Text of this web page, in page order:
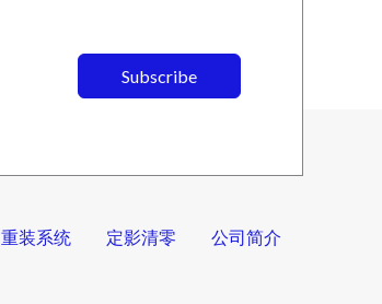
Subscribe
重装系统 定影清零 公司简介